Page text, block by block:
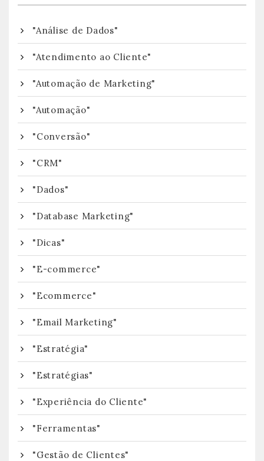
"Análise de Dados"
"Atendimento ao Cliente"
"Automação de Marketing"
"Automação"
"Conversão"
"CRM"
"Dados"
"Database Marketing"
"Dicas"
"E-commerce"
"Ecommerce"
"Email Marketing"
"Estratégia"
"Estratégias"
"Experiência do Cliente"
"Ferramentas"
"Gestão de Clientes"